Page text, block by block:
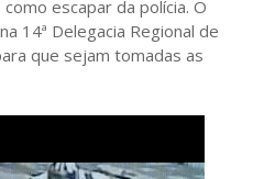
escapar da polícia. O
14ª Delegacia Regional de
que sejam tomadas as